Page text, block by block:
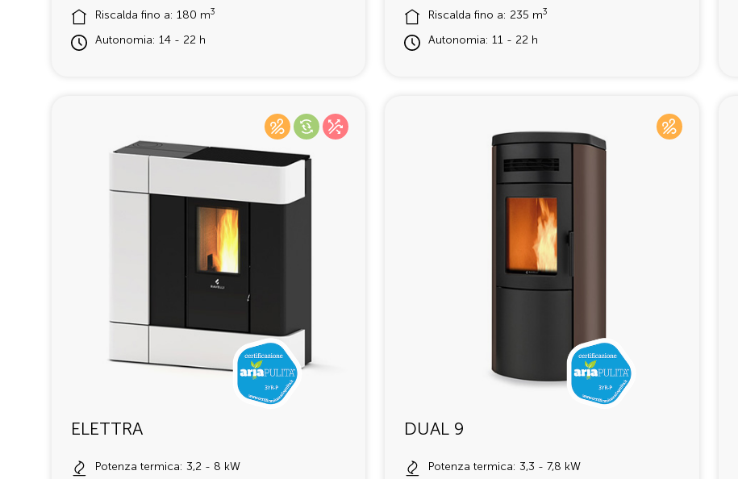
Riscalda fino a: 180 m3
Autonomia: 14 - 22 h
Riscalda fino a: 235 m3
Autonomia: 11 - 22 h
ELETTRA
Potenza termica: 3,2 - 8 kW
DUAL 9
Potenza termica: 3,3 - 7,8 kW